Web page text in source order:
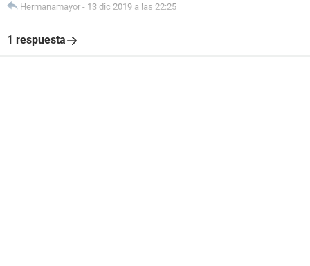
Hermanamayor - 13 dic 2019 a las 22:25
1 respuesta